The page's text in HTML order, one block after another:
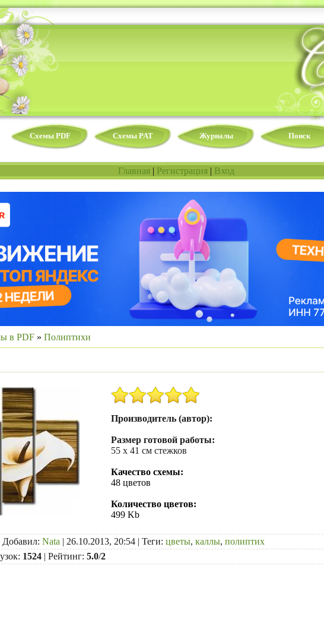
Схемы PDF Схемы PAT Журналы Поиск
Главная | Регистрация | Вход
в PDF » Полиптихи
Производитель (автор):
Размер готовой работы:
55 х 41 см стежков
Качество схемы:
48 цветов
Количество цветов:
499 Kb
Добавил: Nata | 26.10.2013, 20:54 | Теги: цветы, каллы, полиптих
: 1524 | Рейтинг: 5.0/2